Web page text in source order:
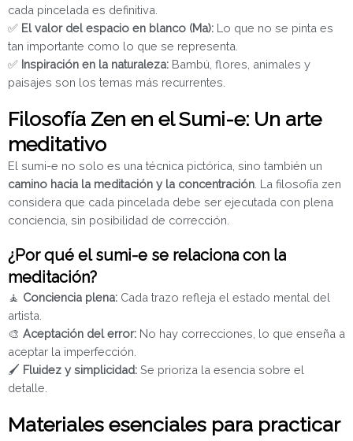
cada pincelada es definitiva.
✅ El valor del espacio en blanco (Ma): Lo que no se pinta es
tan importante como lo que se representa.
✅ Inspiración en la naturaleza: Bambú, flores, animales y
paisajes son los temas más recurrentes.
Filosofía Zen en el Sumi-e: Un arte
meditativo
El sumi-e no solo es una técnica pictórica, sino también un
camino hacia la meditación y la concentración . La filosofía zen
considera que cada pincelada debe ser ejecutada con plena
conciencia, sin posibilidad de corrección.
¿Por qué el sumi-e se relaciona con la
meditación?
🧘 Conciencia plena: Cada trazo refleja el estado mental del
artista.
🎨 Aceptación del error: No hay correcciones, lo que enseña a
aceptar la imperfección.
🖌️ Fluidez y simplicidad: Se prioriza la esencia sobre el
detalle.
Materiales esenciales para practicar